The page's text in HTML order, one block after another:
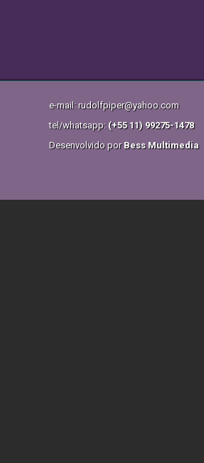
e-mail: rudolfpiper@yahoo.com
tel/whatsapp: (+55 11) 99275-1478
Desenvolvido porBess Multimedia